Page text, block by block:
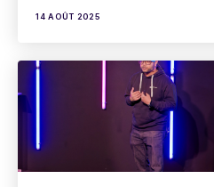
14 AOÛT 2025